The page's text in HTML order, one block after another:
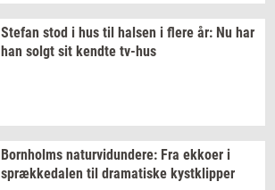
Ste­fan stod i hus til hal­sen i flere år: Nu har
han solgt sit kend­te tv-​hus
Born­holms na­tur­vi­dun­de­re: Fra ek­ko­er i
spræk­ke­da­len til dra­ma­ti­ske kyst­klip­per